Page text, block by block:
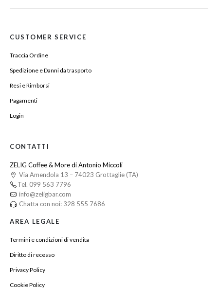
CUSTOMER SERVICE
Traccia Ordine
Spedizione e Danni da trasporto
Resi e Rimborsi
Pagamenti
Login
CONTATTI
ZELIG Coffee & More di Antonio Miccoli
Via Amendola 13 – 74023 Grottaglie (TA)
Tel. 099 563 7796
info@zeligbar.com
Chatta con noi: 328 555 7686
AREA LEGALE
Termini e condizioni di vendita
Diritto di recesso
Privacy Policy
Cookie Policy